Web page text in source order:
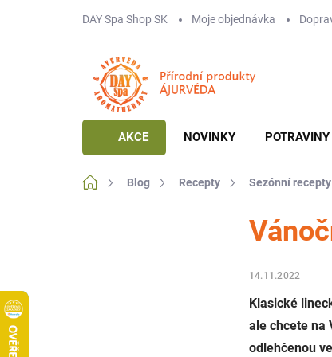
DAY Spa Shop SK Moje objednávka
AKCE NOVINKY
Domů Blog Recepty Sezónní recepty
14.11.2022
Klasické
ale chcete na
odlehčenou